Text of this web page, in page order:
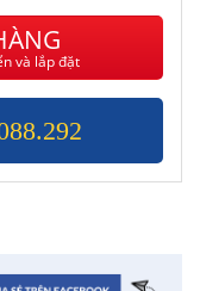
và lắp đặt